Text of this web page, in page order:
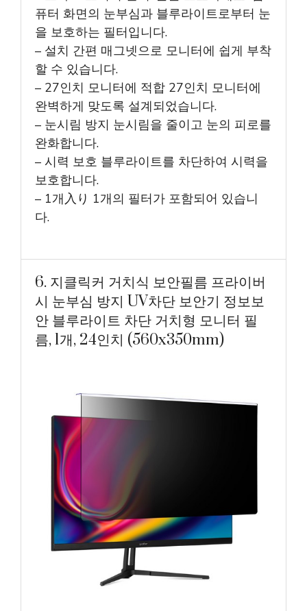
퓨터 화면의 눈부심과 블루라이트로부터 눈
을 보호하는 필터입니다.
– 설치 간편 매그넷으로 모니터에 쉽게 부착
할 수 있습니다.
– 27인치 모니터에 적합 27인치 모니터에
완벽하게 맞도록 설계되었습니다.
– 눈시림 방지 눈시림을 줄이고 눈의 피로를
완화합니다.
– 시력 보호 블루라이트를 차단하여 시력을
보호합니다.
– 1개入り 1개의 필터가 포함되어 있습니
다.
6. 지클릭커 거치식 보안필름 프라이버
시 눈부심 방지 UV차단 보안기 정보보
안 블루라이트 차단 거치형 모니터 필
름, 1개, 24인치 (560x350mm)